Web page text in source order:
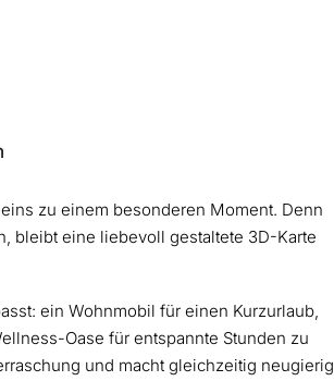
zu einem besonderen Moment. Denn
bleibt eine liebevoll gestaltete 3D-Karte
ein Wohnmobil für einen Kurzurlaub,
Oase für entspannte Stunden zu
und macht gleichzeitig neugierig